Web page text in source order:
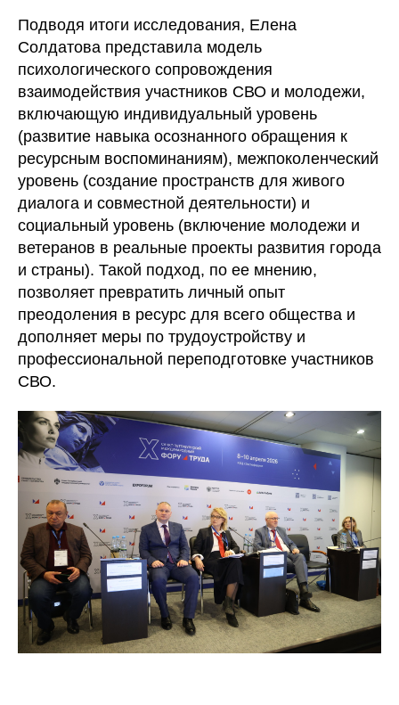
Подводя итоги исследования, Елена
Солдатова представила модель
психологического сопровождения
взаимодействия участников СВО и молодежи,
включающую индивидуальный уровень
(развитие навыка осознанного обращения к
ресурсным воспоминаниям), межпоколенческий
уровень (создание пространств для живого
диалога и совместной деятельности) и
социальный уровень (включение молодежи и
ветеранов в реальные проекты развития города
и страны). Такой подход, по ее мнению,
позволяет превратить личный опыт
преодоления в ресурс для всего общества и
дополняет меры по трудоустройству и
профессиональной переподготовке участников
СВО.